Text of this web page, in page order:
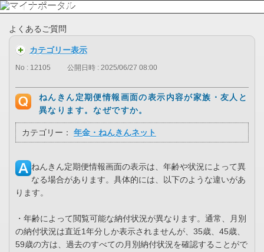
よくあるご質問
カテゴリー表示
No : 12105 公開日時 : 2025/06/27 08:00
ねんきん定期便情報画面の表示内容が家族・友人と
異なります。なぜですか。
カテゴリー： 年金・ねんきんネット
ねんきん定期便情報画面の表示は、年齢や状況によって異
なる場合があります。具体的には、以下のような違いがあ
ります。
・年齢によって閲覧可能な納付状況が異なります。通常、月別
の納付状況は直近1年分しか表示されませんが、35歳、45歳、
59歳の方は、過去のすべての月別納付状況を確認することがで